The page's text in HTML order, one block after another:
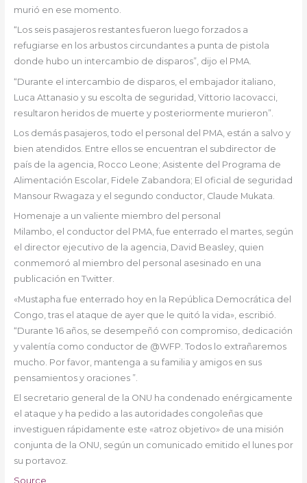
murió en ese momento.
“Los seis pasajeros restantes fueron luego forzados a
refugiarse en los arbustos circundantes a punta de pistola
donde hubo un intercambio de disparos”, dijo el PMA.
“Durante el intercambio de disparos, el embajador italiano,
Luca Attanasio y su escolta de seguridad, Vittorio Iacovacci,
resultaron heridos de muerte y posteriormente murieron”.
Los demás pasajeros, todo el personal del PMA, están a salvo y
bien atendidos. Entre ellos se encuentran el subdirector de
país de la agencia, Rocco Leone; Asistente del Programa de
Alimentación Escolar, Fidele Zabandora; El oficial de seguridad
Mansour Rwagaza y el segundo conductor, Claude Mukata.
Homenaje a un valiente miembro del personal
Milambo, el conductor del PMA, fue enterrado el martes, según
el director ejecutivo de la agencia, David Beasley, quien
conmemoró al miembro del personal asesinado en una
publicación en Twitter.
«Mustapha fue enterrado hoy en la República Democrática del
Congo, tras el ataque de ayer que le quitó la vida», escribió.
“Durante 16 años, se desempeñó con compromiso, dedicación
y valentía como conductor de @WFP. Todos lo extrañaremos
mucho. Por favor, mantenga a su familia y amigos en sus
pensamientos y oraciones ”.
El secretario general de la ONU ha condenado enérgicamente
el ataque y ha pedido a las autoridades congoleñas que
investiguen rápidamente este «atroz objetivo» de una misión
conjunta de la ONU, según un comunicado emitido el lunes por
su portavoz.
Source